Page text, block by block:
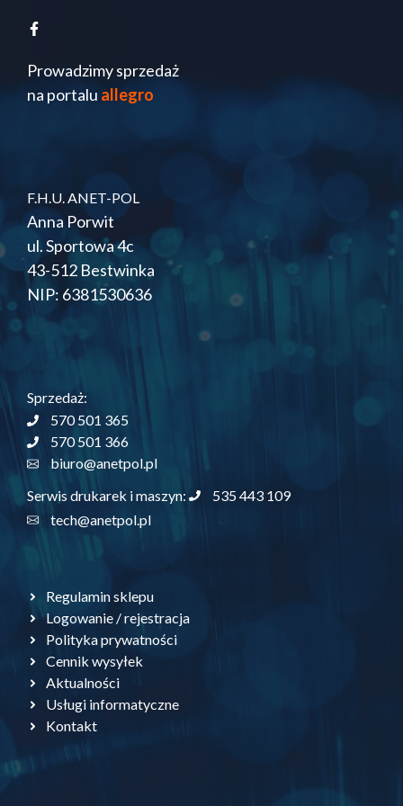
Prowadzimy sprzedaż
na portalu allegro
F.H.U. ANET-POL
Anna Porwit
ul. Sportowa 4c
43-512 Bestwinka
NIP: 6381530636
Sprzedaż:
570 501 365
570 501 366
biuro@anetpol.pl
Serwis drukarek i maszyn:
535 443 109
tech@anetpol.pl
Regulamin sklepu
Logowanie / rejestracja
Polityka prywatności
Cennik wysyłek
Aktualności
Usługi informatyczne
Kontakt